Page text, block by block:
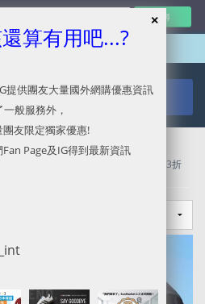
Sport Direct代購/代運/集運服務指南 | 3折
算有用吧...?
提供團友大量國外網購優惠資訊
一般服務外，
友限定獨家優惠!
Page及IG得到最新資訊